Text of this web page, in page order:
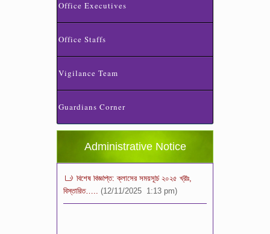
Office Executives
Office Staffs
Vigilance Team
Guardians Corner
Administrative Notice
স্কুলের ছুটির তালিকা ও বর্ষপঞ্জি – ২০২৬
(20/07/2026 2:14 pm)
শ্রেণি পযর্ন্ত ফরম বিতরন চলছে… বিস্তারিত
বিশেষ বিজ্ঞপ্তি: ক্লাসের সময়সূচি ২০২৫ খ্রীঃ,
বিস্তারিত….. (12/11/2025 1:13 pm)